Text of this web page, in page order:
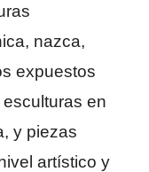
nazca,
expuestos
en
y piezas
artístico y